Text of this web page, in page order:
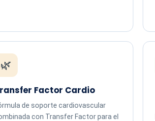
🌿
Factor Cardio
de soporte cardiovascular
con Transfer Factor para el